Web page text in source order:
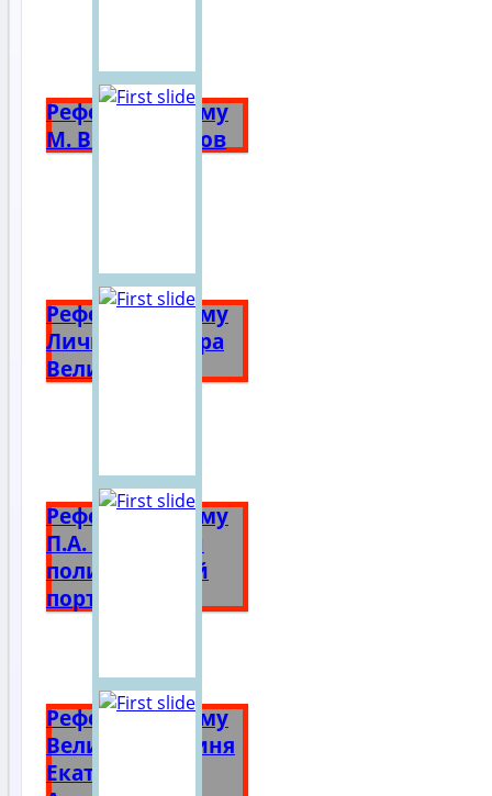
Реферат на тему
М. В. Ломоносов
Реферат на тему
Личность Петра
Великого
Реферат на тему
П.А. Столыпин
политический
портрет
Реферат на тему
Великая княгиня
Екатерина